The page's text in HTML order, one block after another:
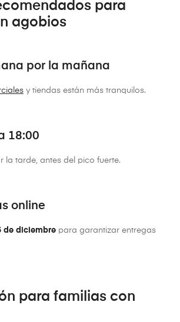
para
agobios
por la mañana
y tiendas están más tranquilos.
18:00
la tarde, antes del pico fuerte.
online
de diciembre para garantizar entregas
para familias con